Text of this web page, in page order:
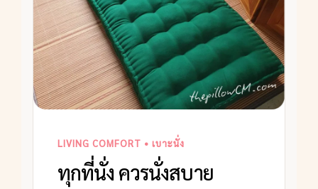
LIVING COMFORT • เบาะนั่ง
ทุกที่นั่ง ควรนั่งสบาย